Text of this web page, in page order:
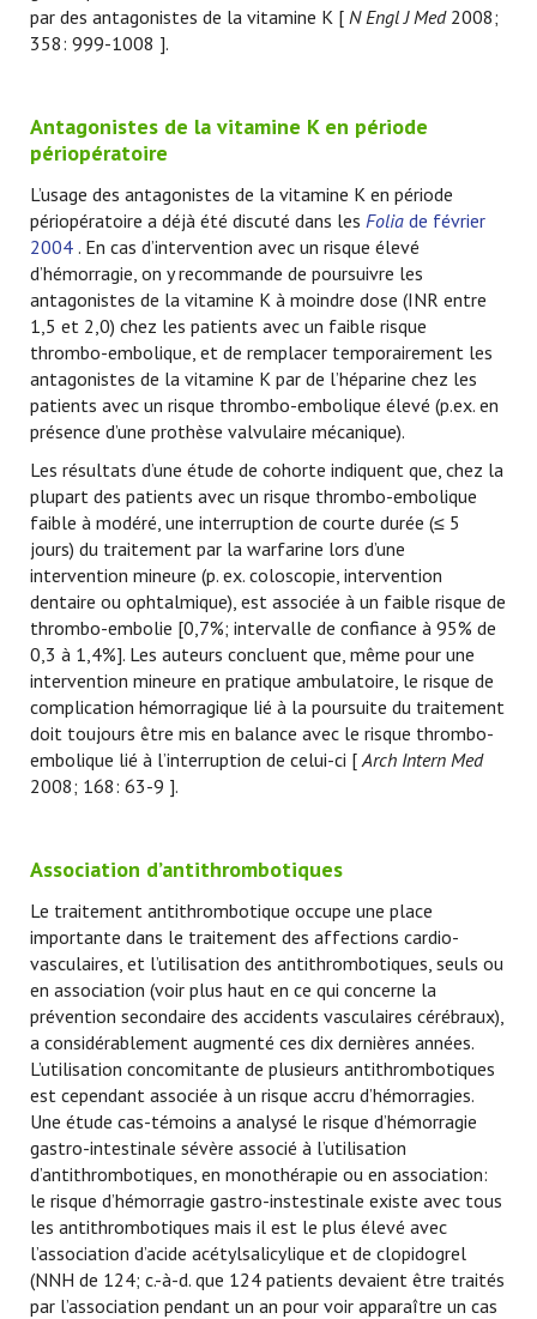
par des antagonistes de la vitamine K [ N Engl J Med2008;
358: 999-1008 ].
Antagonistes de la vitamine K en période
périopératoire
L’usage des antagonistes de la vitamine K en période
périopératoire a déjà été discuté dans les Folia de février
2004 . En cas d’intervention avec un risque élevé
d’hémorragie, on y recommande de poursuivre les
antagonistes de la vitamine K à moindre dose (INR entre
1,5 et 2,0) chez les patients avec un faible risque
thrombo-embolique, et de remplacer temporairement les
antagonistes de la vitamine K par de l’héparine chez les
patients avec un risque thrombo-embolique élevé (p.ex. en
présence d’une prothèse valvulaire mécanique).
Les résultats d’une étude de cohorte indiquent que, chez la
plupart des patients avec un risque thrombo-embolique
faible à modéré, une interruption de courte durée (≤ 5
jours) du traitement par la warfarine lors d’une
intervention mineure (p. ex. coloscopie, intervention
dentaire ou ophtalmique), est associée à un faible risque de
thrombo-embolie [0,7%; intervalle de confiance à 95% de
0,3 à 1,4%]. Les auteurs concluent que, même pour une
intervention mineure en pratique ambulatoire, le risque de
complication hémorragique lié à la poursuite du traitement
doit toujours être mis en balance avec le risque thrombo-
embolique lié à l’interruption de celui-ci [Arch Intern Med
2008; 168: 63-9 ].
Association d’antithrombotiques
Le traitement antithrombotique occupe une place
importante dans le traitement des affections cardio-
vasculaires, et l’utilisation des antithrombotiques, seuls ou
en association (voir plus haut en ce qui concerne la
prévention secondaire des accidents vasculaires cérébraux),
a considérablement augmenté ces dix dernières années.
L’utilisation concomitante de plusieurs antithrombotiques
est cependant associée à un risque accru d’hémorragies.
Une étude cas-témoins a analysé le risque d’hémorragie
gastro-intestinale sévère associé à l’utilisation
d’antithrombotiques, en monothérapie ou en association:
le risque d’hémorragie gastro-instestinale existe avec tous
les antithrombotiques mais il est le plus élevé avec
l’association d’acide acétylsalicylique et de clopidogrel
(NNH de 124; c.-à-d. que 124 patients devaient être traités
par l’association pendant un an pour voir apparaître un cas